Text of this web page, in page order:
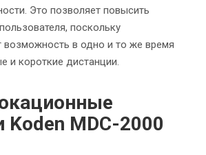
Это позволяет повысить
поскольку
возможность в одно и то же время
и короткие дистанции.
Koden MDC-2000